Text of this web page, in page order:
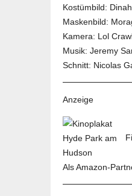
Kostümbild:
Maskenbild:
Kamera: Lol
Musik: Jeremy
Schnitt: Nicolas
Anzeige
Als Amazon-